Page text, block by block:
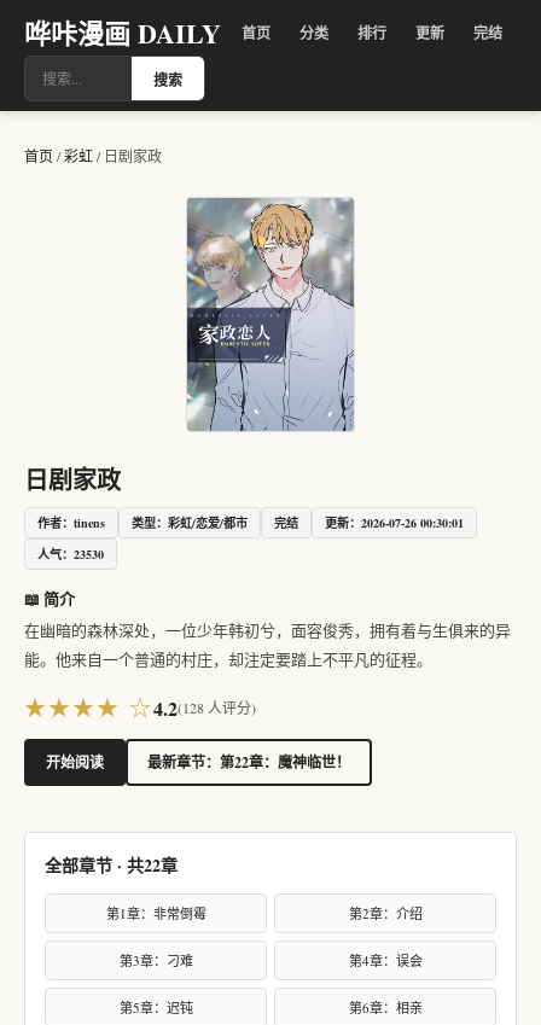
哗咔漫画 DAILY 首页 分类 排行 更新 完结
搜索
首页/彩虹/ 日剧家政
日剧家政
作者：tinens 类型：彩虹/恋爱/都市 完结
更新：2026-07-26 00:30:01
人气：23530
📖 简介
在幽暗的森林深处，一位少年韩初兮，面容俊秀，拥有着与生俱来的异
能。他来自一个普通的村庄，却注定要踏上不平凡的征程。
★★★★ ☆4.2(128 人评分)
开始阅读 最新章节：第22章：魔神临世！
全部章节 · 共22章
第1章：非常倒霉 第2章：介绍
第3章：刁难 第4章：误会
第5章：迟钝 第6章：相亲